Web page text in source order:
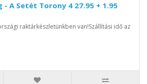
- A Setét Torony 4 27.95 + 1.95
raktárkészletünkben van!Szállítási idő az